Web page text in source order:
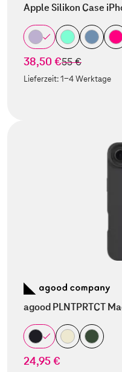
Apple Silikon Case
38,50 €statt
55 €
Lieferzeit:1-4 Werktage
agood PLNTPRTCT
24,95 €